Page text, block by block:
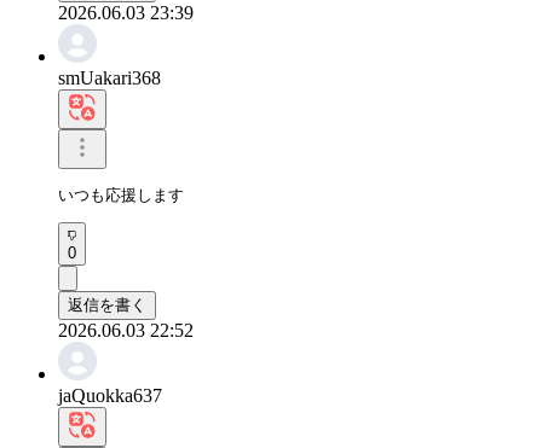
2026.06.03 23:39
smUakari368
いつも応援します
0
返信を書く
2026.06.03 22:52
jaQuokka637